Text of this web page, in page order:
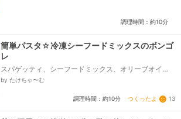
調理時間：約10分
簡単パスタ☆冷凍シーフードミックスのボンゴ
レ
スパゲッティ、シーフードミックス、オリーブオイ
ル、にんにく、鷹の爪、白ワイン、塩、黒こしょう、
by たけちゃ〜む
調理時間：約10分 つくったよ 13